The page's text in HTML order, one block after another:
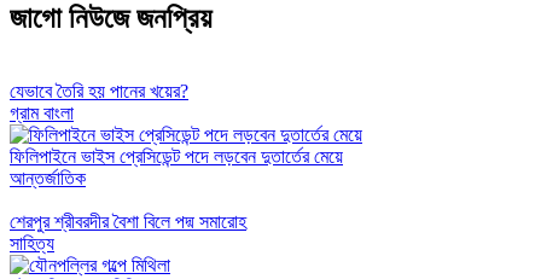
জাগো নিউজে জনপ্রিয়
যেভাবে তৈরি হয় পানের খয়ের?
গ্রাম বাংলা
ফিলিপাইনে ভাইস প্রেসিডেন্ট পদে লড়বেন দুতার্তের মেয়ে
আন্তর্জাতিক
শেরপুর শ্রীবরদীর বৈশা বিলে পদ্ম সমারোহ
সাহিত্য